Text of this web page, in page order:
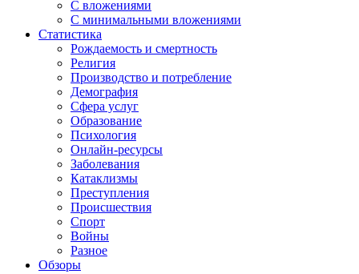
С вложениями
С минимальными вложениями
Статистика
Рождаемость и смертность
Религия
Производство и потребление
Демография
Сфера услуг
Образование
Психология
Онлайн-ресурсы
Заболевания
Катаклизмы
Преступления
Происшествия
Спорт
Войны
Разное
Обзоры